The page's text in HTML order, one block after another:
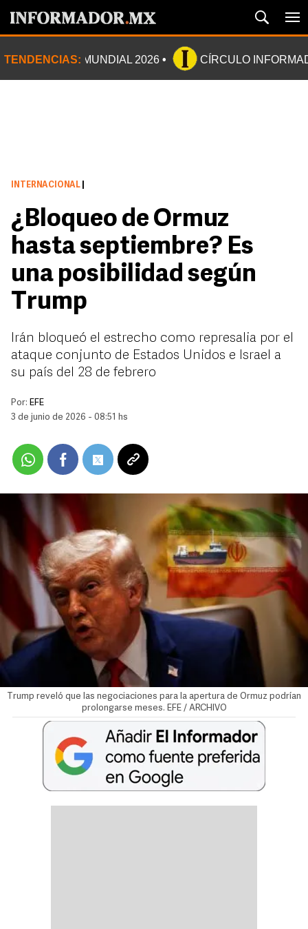
TENDENCIAS: MUNDIAL 2026 CÍRCULO
INTERNACIONAL
¿Bloqueo de Ormuz
hasta septiembre? Es
una posibilidad según
Trump
Irán bloqueó el estrecho como represalia por el
ataque conjunto de Estados Unidos e Israel a
su país del 28 de febrero
Por: EFE
3 de junio de 2026 - 08:51 hs
Trump reveló que las negociaciones para la apertura de Ormuz podrían
prolongarse meses. EFE / ARCHIVO